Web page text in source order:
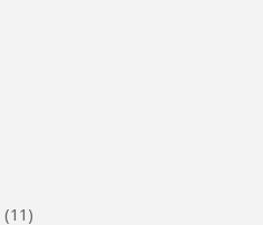
(11)